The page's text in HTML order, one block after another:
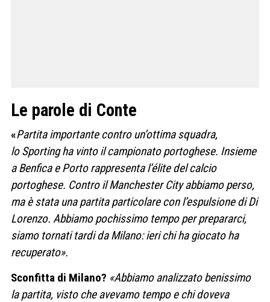
Le parole di Conte
«Partita importante contro un’ottima squadra,
lo Sporting ha vinto il campionato portoghese. Insieme
a Benfica e Porto rappresenta l’élite del calcio
portoghese. Contro il Manchester City abbiamo perso,
ma è stata una partita particolare con l’espulsione di Di
Lorenzo. Abbiamo pochissimo tempo per prepararci,
siamo tornati tardi da Milano: ieri chi ha giocato ha
recuperato».
Sconfitta di Milano? «Abbiamo analizzato benissimo
la partita, visto che avevamo tempo e chi doveva